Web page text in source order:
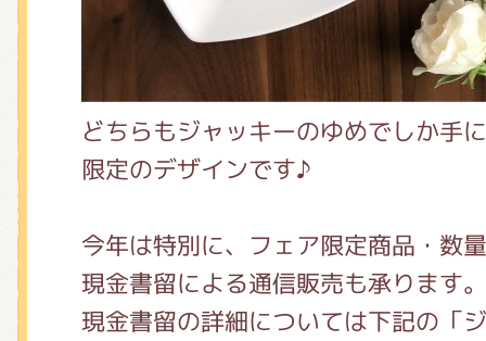
どちらもジャッキーのゆめでしか手
限定のデザインです♪
今年は特別に、フェア限定商品・数
現金書留による通信販売も承ります。
現金書留の詳細については下記の「